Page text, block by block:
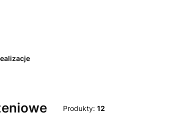
Produkty: 12